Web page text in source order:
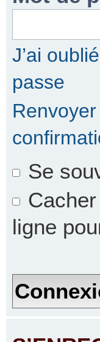
J’ai
passe
Se
ligne